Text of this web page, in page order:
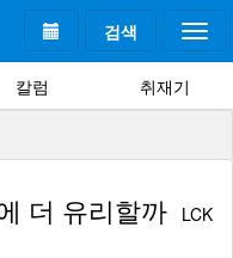
검색
칼럼 취재기
더 유리할까
LCK